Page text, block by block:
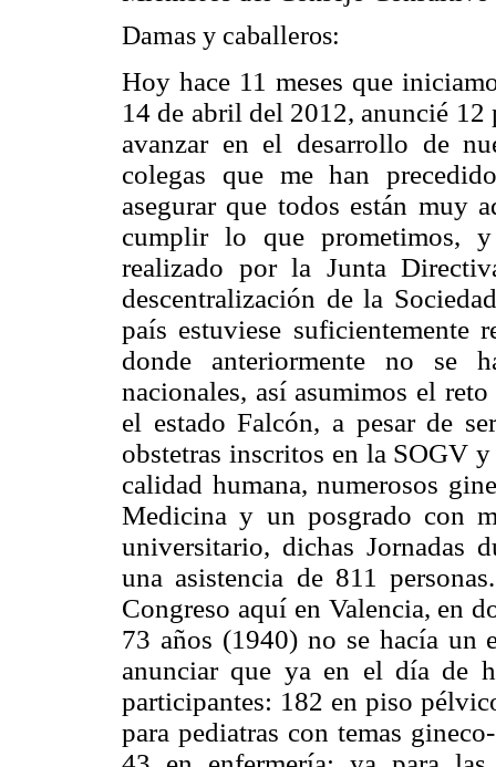
Damas y caballeros:
Hoy hace 11 meses que
14 de abril del 2012, anuncié
avanzar en el desarrollo de
colegas que me han
asegurar que todos están muy
cumplir lo que prometimos,
realizado por la Junta
descentralización de la
país estuviese suficientemente
donde anteriormente no se
nacionales, así asumimos el
el estado Falcón, a pesar de
obstetras inscritos en la SOGV
calidad humana, numerosos
Medicina y un posgrado con
universitario, dichas Jornadas
una asistencia de 811
Congreso aquí en Valencia, en
73 años (1940) no se hacía un
anunciar que ya en el día de
participantes: 182 en piso
para pediatras con temas